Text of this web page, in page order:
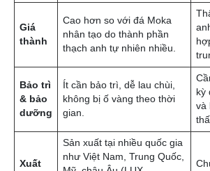
Tiêu
chí
Đá thạch anh nhân tạo
Thành
Khoảng 90-95% bột thạch
anh tự nhiên, kết hợp với
nhựa polymer và các phụ
gia đặc biệt.
Rất cao, khoảng 7/10 trên